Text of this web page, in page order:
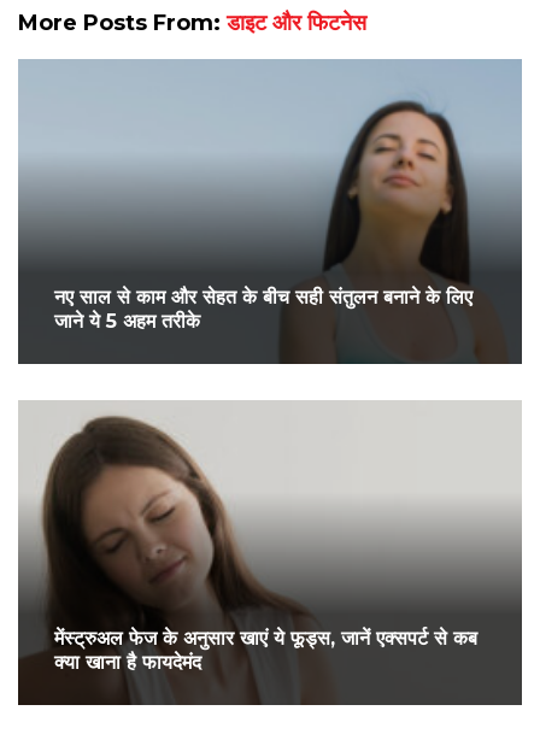
More Posts From:डाइट और फिटनेस
नए साल से काम और सेहत के बीच सही संतुलन बनाने के लिए
जाने ये 5 अहम तरीके
मेंस्ट्रुअल फेज के अनुसार खाएं ये फूड्स, जानें एक्सपर्ट से कब
क्या खाना है फायदेमंद